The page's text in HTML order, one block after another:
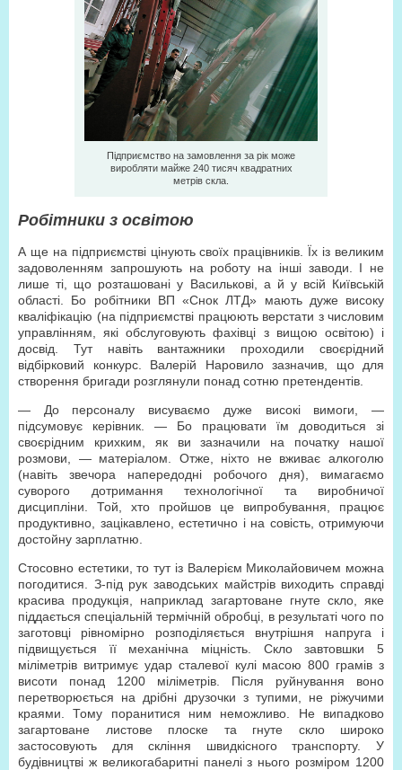
Підприємство на замовлення за рік може
виробляти майже 240 тисяч квадратних
метрів скла.
Робітники з освітою
А ще на підприємстві цінують своїх працівників. Їх із великим
задоволенням запрошують на роботу на інші заводи. І не
лише ті, що розташовані у Василькові, а й у всій Київській
області. Бо робітники ВП «Снок ЛТД» мають дуже високу
кваліфікацію (на підприємстві працюють верстати з числовим
управлінням, які обслуговують фахівці з вищою освітою) і
досвід. Тут навіть вантажники проходили своєрідний
відбірковий конкурс. Валерій Наровило зазначив, що для
створення бригади розглянули понад сотню претендентів.
— До персоналу висуваємо дуже високі вимоги, —
підсумовує керівник. — Бо працювати їм доводиться зі
своєрідним крихким, як ви зазначили на початку нашої
розмови, — матеріалом. Отже, ніхто не вживає алкоголю
(навіть звечора напередодні робочого дня), вимагаємо
суворого дотримання технологічної та виробничої
дисципліни. Той, хто пройшов це випробування, працює
продуктивно, зацікавлено, естетично і на совість, отримуючи
достойну зарплатню.
Стосовно естетики, то тут із Валерієм Миколайовичем можна
погодитися. З-під рук заводських майстрів виходить справді
красива продукція, наприклад загартоване гнуте скло, яке
піддається спеціальній термічній обробці, в результаті чого по
заготовці рівномірно розподіляється внутрішня напруга і
підвищується її механічна міцність. Скло завтовшки 5
міліметрів витримує удар сталевої кулі масою 800 грамів з
висоти понад 1200 міліметрів. Після руйнування воно
перетворюється на дрібні друзочки з тупими, не ріжучими
краями. Тому поранитися ним неможливо. Не випадково
загартоване листове плоске та гнуте скло широко
застосовують для скління швидкісного транспорту. У
будівництві ж великогабаритні панелі з нього розміром 1200